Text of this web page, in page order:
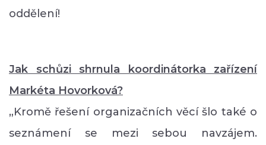
oddělení!
Jak schůzi shrnula koordinátorka zařízení
Markéta Hovorková?
„Kromě řešení organizačních věcí šlo také o
seznámení se mezi sebou navzájem.